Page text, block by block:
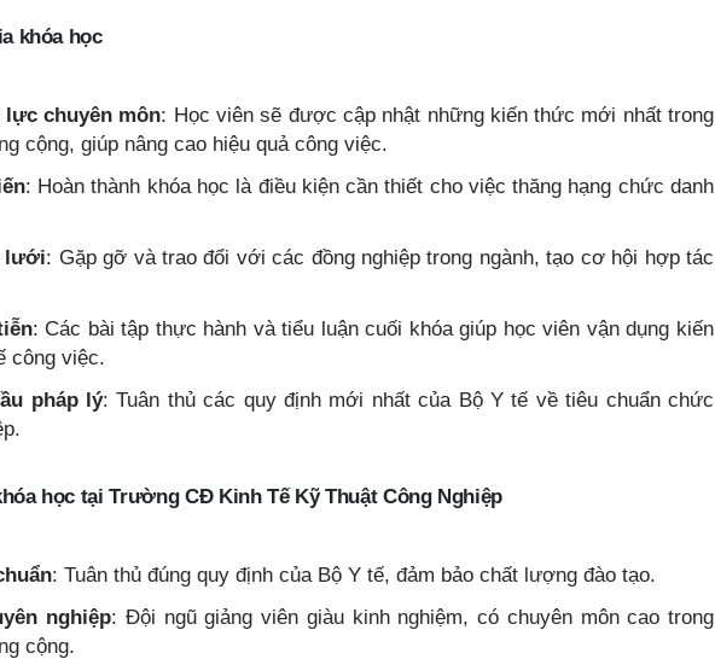
khóa học
lực chuyên môn: Học viên sẽ được cập nhật những kiến thức mới nhất trong
cộng, giúp nâng cao hiệu quả công việc.
: Hoàn thành khóa học là điều kiện cần thiết cho việc thăng hạng chức danh
lưới: Gặp gỡ và trao đổi với các đồng nghiệp trong ngành, tạo cơ hội hợp tác
: Các bài tập thực hành và tiểu luận cuối khóa giúp học viên vận dụng kiến
công việc.
pháp lý: Tuân thủ các quy định mới nhất của Bộ Y tế về tiêu chuẩn chức
học tại Trường CĐ Kinh Tế Kỹ Thuật Công Nghiệp
: Tuân thủ đúng quy định của Bộ Y tế, đảm bảo chất lượng đào tạo.
nghiệp: Đội ngũ giảng viên giàu kinh nghiệm, có chuyên môn cao trong
cộng.